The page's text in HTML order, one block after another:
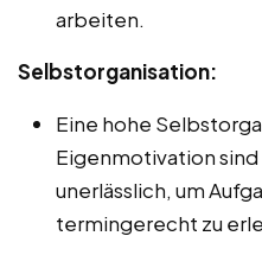
arbeiten.
Selbstorganisation:
Eine hohe
Eigenmotivation
unerlässlich, um
termingerecht zu